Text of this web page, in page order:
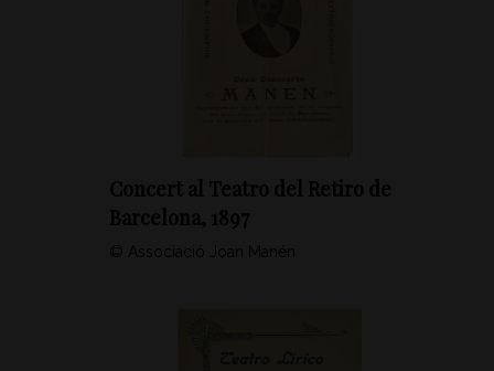
Concert al Teatro del Retiro de
Barcelona, 1897
© Associació Joan Manén